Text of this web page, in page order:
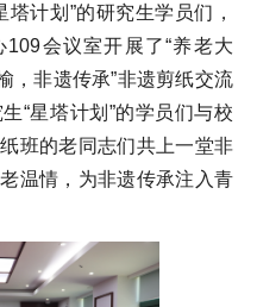
计划”的研究生学员们，
会议室开展了“养老大
，非遗传承”非遗剪纸交流
“星塔计划”的学员们与校
班的老同志们共上一堂非
温情，为非遗传承注入青